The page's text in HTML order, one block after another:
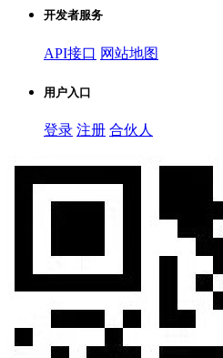
开发者服务
API接口 网站地图
用户入口
登录 注册 合伙人